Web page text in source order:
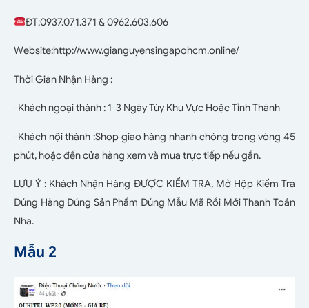
ĐT:0937.071.371 & 0962.603.606
Website:http://www.gianguyensingapohcm.online/
Thời Gian Nhận Hàng :
-Khách ngoại thành : 1-3 Ngày Tùy Khu Vực Hoặc Tỉnh Thành
-Khách nội thành :Shop giao hàng nhanh chóng trong vòng 45
phút, hoặc đến cửa hàng xem và mua trực tiếp nếu gần.
LƯU Ý : Khách Nhận Hàng ĐƯỢC KIỂM TRA, Mở Hộp Kiểm Tra
Đúng Hàng Đúng Sản Phẩm Đúng Mẫu Mã Rồi Mới Thanh Toán
Nha.
Mẫu 2